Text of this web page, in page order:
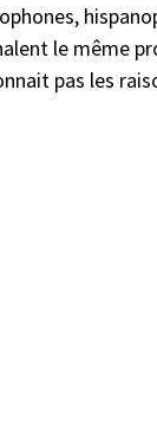
le même
pas les